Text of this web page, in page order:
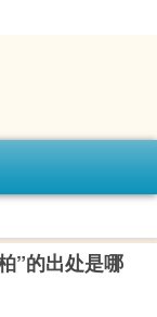
”的出处是哪